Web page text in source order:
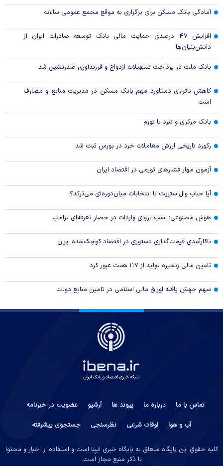
آمادگی بانک مسکن برای برگزاری به موقع مجمع عمومی سالانه
افزایش ۴۷ درصدی حمایت مالی بانک توسعه صادرات ایران از
دانش‌بنیان‌ها
بانک ملت در پرداخت تسهیلات ازدواج و فرزندآوری صدرنشین شد
کاهش ناترازی دستاورد مهم بانک مسکن در مدیریت منابع و مصارف
است
بانک مرکزی و نبرد با تورم
رکورد تاریخی ارزش معاملات خرد در بورس ثبت شد
آزمون مهار فشار‌های تورمی در اقتصاد ایران
آیا حباب وال‌استریت با انتخابات میان‌دوره‌ای می‌ترکد؟
هوش مصنوعی؛ اسب تروای واردات در حصار تعرفه‌ای ترامپ
ناکارآمدی قیمت‌گذاری دستوری در اقتصاد کوچک‌شده ایران
تامین مالی زنجیره تولید از ۱۱۷ همت عبور کرد
سهم جهش یافته اوراق مالی اسلامی در تامین منابع دولت
تماس با ما درباره ما پیوند ها آرشیو
عضویت در خبرنامه
آب و هوا
اوقات شرعی نظرسنجی جستجوی پیشرفته
کلیه حقوق این پایگاه متعلق به پایگاه خبری ایبِنا است و استفاده از اخبار و محتوا
با ذکر منبع مجاز است.